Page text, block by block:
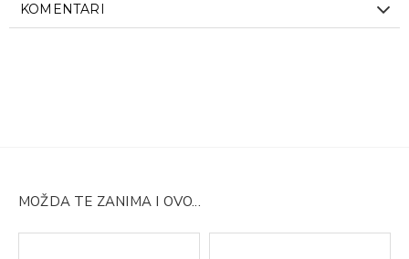
KOMENTARI
MOŽDA TE ZANIMA I OVO...